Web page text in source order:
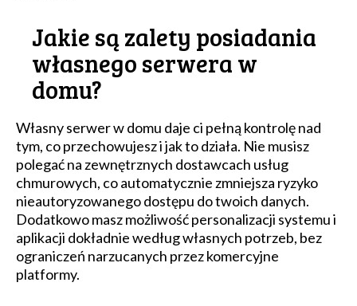
Jakie są zalety posiadania
własnego serwera w
domu?
Własny serwer w domu daje ci pełną kontrolę nad
tym, co przechowujesz i jak to działa. Nie musisz
polegać na zewnętrznych dostawcach usług
chmurowych, co automatycznie zmniejsza ryzyko
nieautoryzowanego dostępu do twoich danych.
Dodatkowo masz możliwość personalizacji systemu i
aplikacji dokładnie według własnych potrzeb, bez
ograniczeń narzucanych przez komercyjne
platformy.